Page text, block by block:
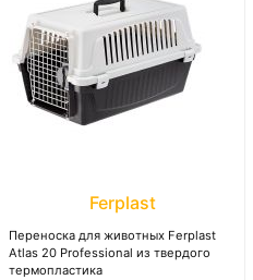
Ferplast
Переноска для животных Ferplast
Atlas 20 Professional из твердого
термопластика